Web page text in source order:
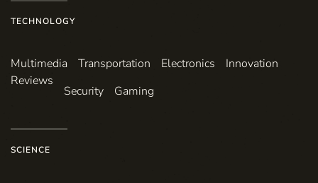
TECHNOLOGY
Multimedia Transportation Electronics
Innovation
Reviews
Security Gaming
SCIENCE